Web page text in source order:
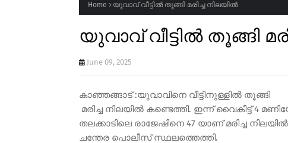
Home യുവാവ് വീട്ടിൽ തൂങ്ങി മരിച്ച നിലയിൽ
യുവാവ് വീട്ടിൽ തൂങ്ങി
June 09, 2025
കാഞ്ഞങ്ങാട് :യുവാവിനെ വീട്ടിനുള്ളിൽ തൂങ്ങി
മരിച്ച നിലയിൽ കണ്ടെത്തി. ഇന്ന് വൈകീട്ട് 4
തലക്കാടിലെ രാജേഷിനെ 47 യാണ് മരിച്ച
ചന്തേര പൊലീസ് സ്ഥലത്തെത്തി.